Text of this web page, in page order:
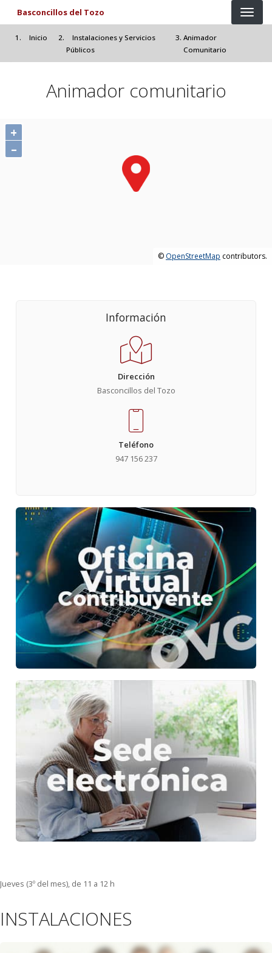
Pasar al contenido principal
Basconcillos del Tozo
Inicio
Instalaciones y Servicios
Públicos
Animador
Comunitario
Animador comunitario
+
–
© OpenStreetMap contributors.
Información
Dirección
Basconcillos del Tozo
Teléfono
947 156 237
Jueves (3º del mes), de 11 a 12 h
INSTALACIONES